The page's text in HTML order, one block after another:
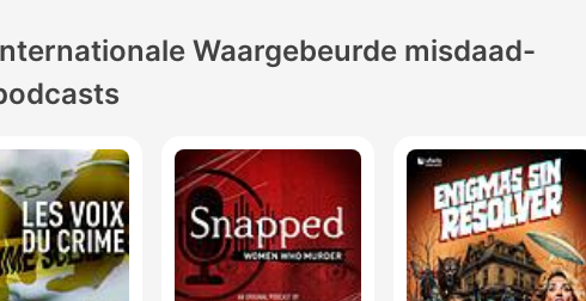
Waargebeurde misdaad-